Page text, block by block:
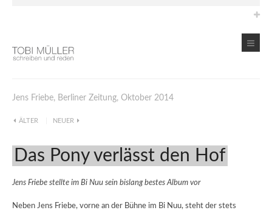
Jens Friebe, Berliner Zeitung, Oktober 2014
ÄLTER NEUER
Das Pony verlässt den Hof
Jens Friebe stellte im Bi Nuu sein bislang bestes Album vor
Neben Jens Friebe, vorne an der Bühne im Bi Nuu, steht der stets